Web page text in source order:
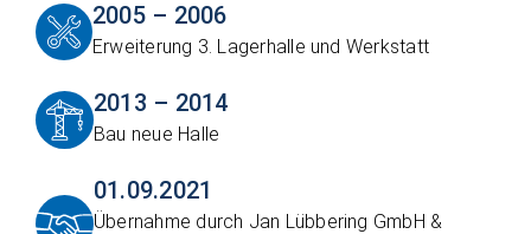
2005 – 2006
Erweiterung 3. Lagerhalle und Werkstatt
2013 – 2014
Bau neue Halle
01.09.2021
Übernahme durch Jan Lübbering GmbH &